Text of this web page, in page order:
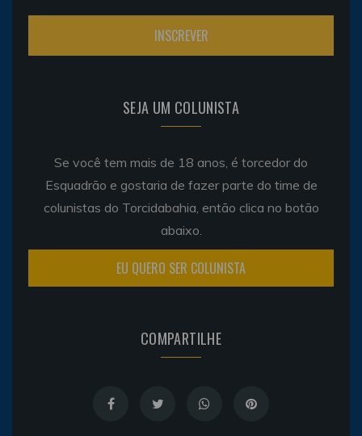
SEJA UM COLUNISTA
Se você tem mais de 18 anos, é torcedor do
Esquadrão e gostaria de fazer parte do time de
colunistas do Torcidabahia, então clica no botão
abaixo.
EU QUERO SER COLUNISTA
COMPARTILHE